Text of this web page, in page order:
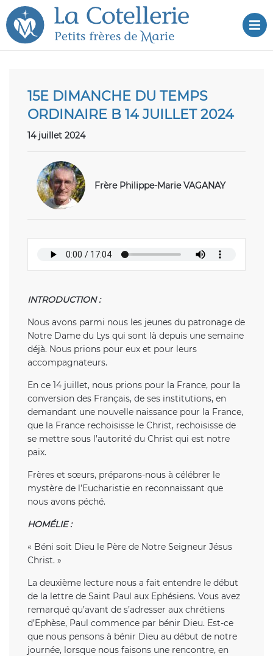
Aller
au
menu
Aller au
contenu
15E DIMANCHE DU TEMPS
ORDINAIRE B 14 JUILLET 2024
14 juillet 2024
Frère Philippe-Marie VAGANAY
INTRODUCTION :
Nous avons parmi nous les jeunes du patronage de
Notre Dame du Lys qui sont là depuis une semaine
déjà. Nous prions pour eux et pour leurs
accompagnateurs.
En ce 14 juillet, nous prions pour la France, pour la
conversion des Français, de ses institutions, en
demandant une nouvelle naissance pour la France,
que la France rechoisisse le Christ, rechoisisse de
se mettre sous l’autorité du Christ qui est notre
paix.
Frères et sœurs, préparons-nous à célébrer le
mystère de l’Eucharistie en reconnaissant que
nous avons péché.
HOMÉLIE :
« Béni soit Dieu le Père de Notre Seigneur Jésus
Christ. »
La deuxième lecture nous a fait entendre le début
de la lettre de Saint Paul aux Ephésiens. Vous avez
remarqué qu’avant de s’adresser aux chrétiens
d’Ephèse, Paul commence par bénir Dieu. Est-ce
que nous pensons à bénir Dieu au début de notre
journée, lorsque nous faisons une rencontre, en